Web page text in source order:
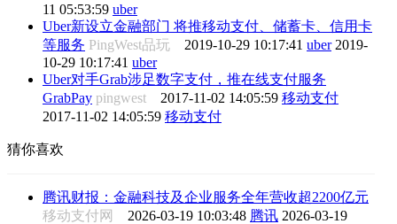
11 05:53:59 uber
Uber新设立金融部门 将推移动支付、储蓄卡、信用卡
等服务 PingWest品玩 2019-10-29 10:17:41 uber 2019-
10-29 10:17:41 uber
Uber对手Grab涉足数字支付，推在线支付服务
GrabPay pingwest 2017-11-02 14:05:59 移动支付
2017-11-02 14:05:59 移动支付
猜你喜欢
腾讯财报：金融科技及企业服务全年营收超2200亿元
移动支付网 2026-03-19 10:03:48 腾讯 2026-03-19